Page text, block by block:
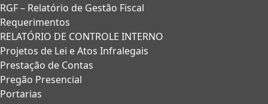
RGF – Relatório de Gestão Fiscal
Requerimentos
RELATÓRIO DE CONTROLE INTERNO
Projetos de Lei e Atos Infralegais
Prestação de Contas
Pregão Presencial
Portarias